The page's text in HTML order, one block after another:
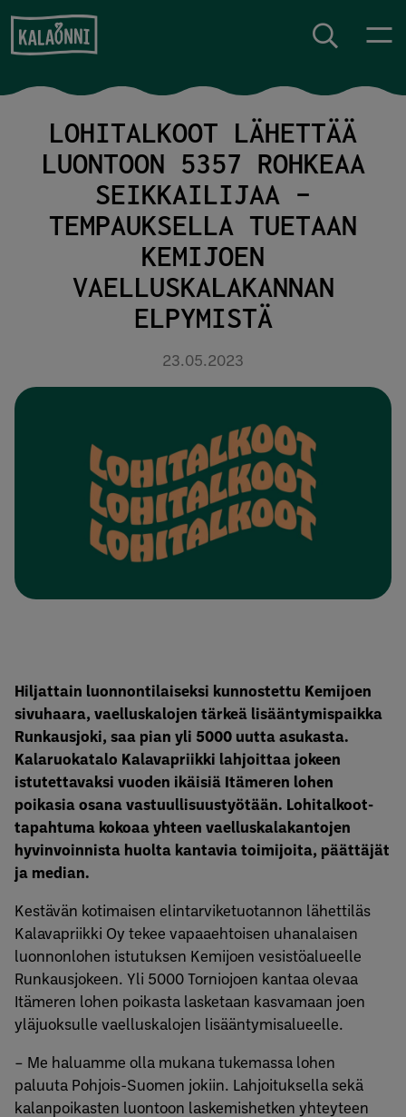
Siirry sisältöön
LOHITALKOOT LÄHETTÄÄ
LUONTOON 5357 ROHKEAA
SEIKKAILIJAA –
TEMPAUKSELLA TUETAAN
KEMIJOEN
VAELLUSKALAKANNAN
ELPYMISTÄ
23.05.2023
Hiljattain luonnontilaiseksi kunnostettu Kemijoen
sivuhaara, vaelluskalojen tärkeä lisääntymispaikka
Runkausjoki, saa pian yli 5000 uutta asukasta.
Kalaruokatalo Kalavapriikki lahjoittaa jokeen
istutettavaksi vuoden ikäisiä Itämeren lohen
poikasia osana vastuullisuustyötään. Lohitalkoot-
tapahtuma kokoaa yhteen vaelluskalakantojen
hyvinvoinnista huolta kantavia toimijoita, päättäjät
ja median.
Kestävän kotimaisen elintarviketuotannon lähettiläs
Kalavapriikki Oy tekee vapaaehtoisen uhanalaisen
luonnonlohen istutuksen Kemijoen vesistöalueelle
Runkausjokeen. Yli 5000 Torniojoen kantaa olevaa
Itämeren lohen poikasta lasketaan kasvamaan joen
yläjuoksulle vaelluskalojen lisääntymisalueelle.
– Me haluamme olla mukana tukemassa lohen
paluuta Pohjois-Suomen jokiin. Lahjoituksella sekä
kalanpoikasten luontoon laskemishetken yhteyteen